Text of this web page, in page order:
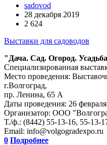
sadovod
28 декабря 2019
2 624
Выставки для садоводов
"Дача. Сад. Огород.
Специализированная
Место проведения:
г.Волгоград,
пр. Ленина, 65 А
Даты проведения: 26
Организатор: ООО
Т./ф.: (8442) 55-13-16, 55-13-
Email: info@volgogradexpo.ru
0 Подробнее